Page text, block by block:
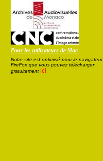
Pour les utilisateurs de Mac
Notre site est optimisé pour le navigateur
FireFox que vous pouvez télécharger
gratuitement ici